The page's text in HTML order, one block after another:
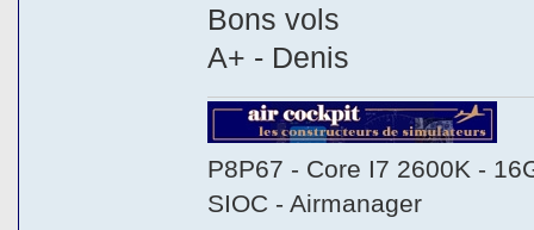
Bons vols
A+ - Denis
P8P67 - Core I7 2600K -
SIOC - Airmanager